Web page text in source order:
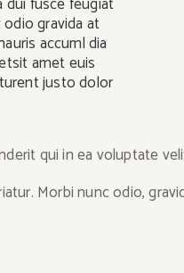
gravida at
accuml dia
amet euis
justo dolor
qui in ea voluptate
Morbi nunc odio,